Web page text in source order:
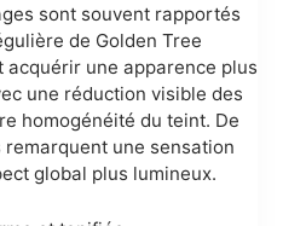
sont souvent rapportés
de Golden Tree
acquérir une apparence plus
une réduction visible des
homogénéité du teint. De
une sensation
global plus lumineux.